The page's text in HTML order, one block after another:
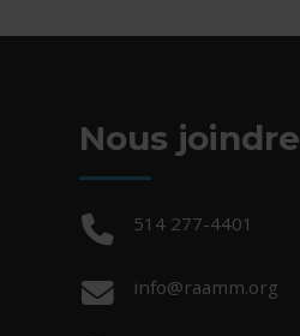
Nous joindre
Téléphone :
514 277-4401
Courriel :
info@raamm.org